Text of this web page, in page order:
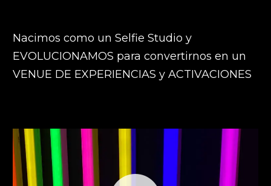
Nacimos como un Selfie Studio y
EVOLUCIONAMOS para convertirnos en un
VENUE DE EXPERIENCIAS y ACTIVACIONES